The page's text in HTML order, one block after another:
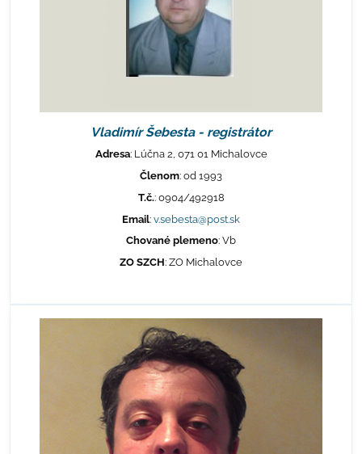
Vladimír Šebesta - registrátor
Adresa: Lúčna 2, 071 01 Michalovce
Členom: od 1993
T.č.: 0904/492918
Email: v.sebesta@post.sk
Chované plemeno: Vb
ZO SZCH: ZO Michalovce